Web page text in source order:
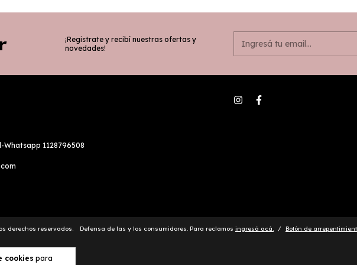
cookies para
¡Registrate y recibí nuestras ofertas y
novedades!
1128796508
derechos reservados. Defensa de las y los consumidores. Para reclamos ingresá acá. / Botón de